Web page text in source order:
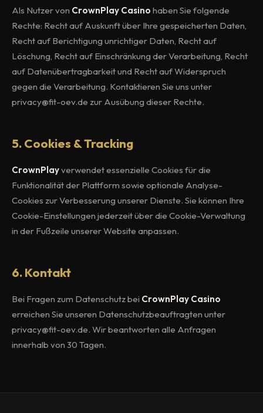
Als Nutzer von CrownPlay Casino haben Sie folgende
Rechte: Recht auf Auskunft über Ihre gespeicherten Daten,
Recht auf Berichtigung unrichtiger Daten, Recht auf
Löschung, Recht auf Einschränkung der Verarbeitung, Recht
auf Datenübertragbarkeit und Recht auf Widerspruch
gegen die Verarbeitung. Kontaktieren Sie uns unter
privacy@fit-oev.de zur Ausübung dieser Rechte.
5. Cookies & Tracking
CrownPlayverwendet essenzielle Cookies für die
Funktionalität der Plattform sowie optionale Analyse-
Cookies zur Verbesserung unserer Dienste. Sie können Ihre
Cookie-Einstellungen jederzeit über die Cookie-Verwaltung
in der Fußzeile unserer Website anpassen.
6. Kontakt
Bei Fragen zum Datenschutz bei CrownPlay Casino
erreichen Sie unseren Datenschutzbeauftragten unter
privacy@fit-oev.de. Wir beantworten alle Anfragen
innerhalb von 30 Tagen.